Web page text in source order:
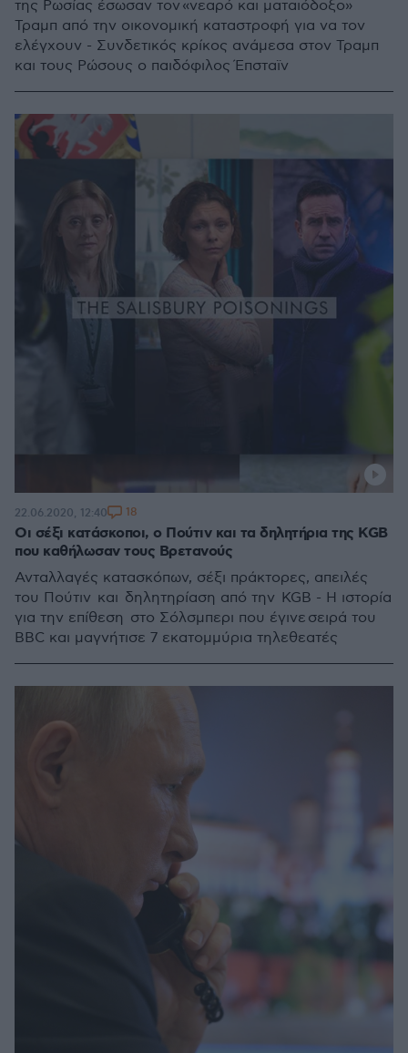
της Ρωσίας έσωσαν τον «νεαρό και ματαιόδοξο»
Τραμπ από την οικονομική καταστροφή για να τον
ελέγχουν - Συνδετικός κρίκος ανάμεσα στον Τραμπ
και τους Ρώσους ο παιδόφιλος Έπσταϊν
Οι σέξι κατάσκοποι, ο Πούτιν και τα δηλητήρια της KGB
που καθήλωσαν τους Βρετανούς
Ανταλλαγές κατασκόπων, σέξι πράκτορες, απειλές
του Πούτιν και δηλητηρίαση από την KGB - Η ιστορία
για την επίθεση στο Σόλσμπερι που έγινε σειρά του
BBC και μαγνήτισε 7 εκατομμύρια τηλεθεατές
22.06.2020, 12:40 18